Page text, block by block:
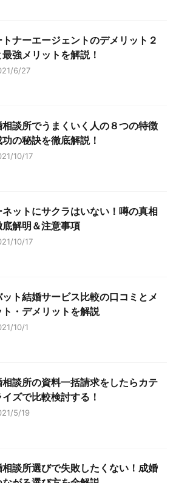
ナーエージェントのデメリット２
強メリットを解説！
6/27
相談所でうまくいく人の８つの特徴
功の秘訣を徹底解説！
10/17
ネットにサクラはいない！噂の真相
底解明＆注意事項
10/17
ット結婚サービス比較の口コミとメ
ト・デメリットを解説
10/1
相談所の資料一括請求をしたらカテ
イズで比較検討する！
5/19
相談所選びで失敗したくない！成婚